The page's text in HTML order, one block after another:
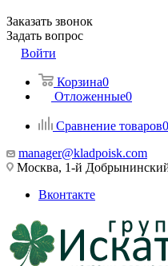
Заказать звонок
Задать вопрос
Войти
Корзина0
Отложенные0
Сравнение товаров0
manager@kladpoisk.com
Москва, 1-й
Вконтакте